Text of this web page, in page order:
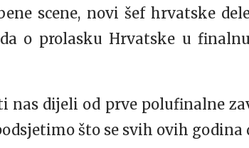
scene, novi šef hrvatske
o prolasku Hrvatske u
nas dijeli od prve polufinalne
što se svih ovih godina